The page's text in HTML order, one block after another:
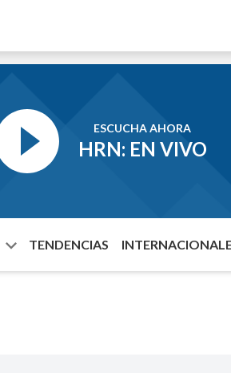
ESCUCHA AHORA
HRN: EN VIVO
TENDENCIAS